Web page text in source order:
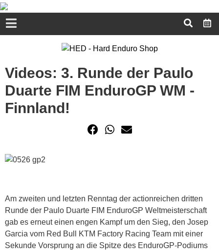
Videos: 3. Runde der Paulo
Duarte FIM EnduroGP WM -
Finnland!
Am zweiten und letzten Renntag der actionreichen dritten
Runde der Paulo Duarte FIM EnduroGP Weltmeisterschaft
gab es erneut einen engen Kampf um den Sieg, den Josep
Garcia vom Red Bull KTM Factory Racing Team mit einer
Sekunde Vorsprung an die Spitze des EnduroGP-Podiums